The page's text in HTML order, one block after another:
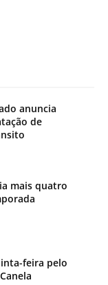
anuncia
de
mais quatro
feira pelo